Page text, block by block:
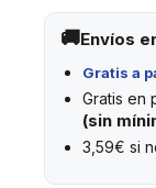
Envíos
Gratis a
Gratis en
(sin
3,59€ si